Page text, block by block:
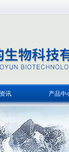
讯 产品中